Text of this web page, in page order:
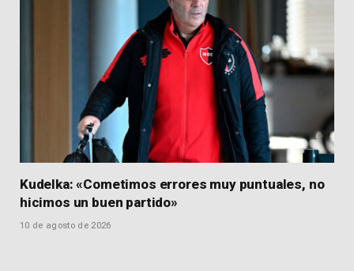
Kudelka: «Cometimos errores muy puntuales, no
hicimos un buen partido»
10 de agosto de 2026